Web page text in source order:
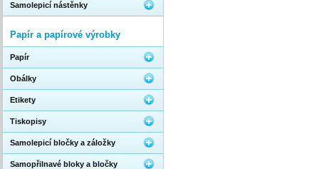
Samolepicí nástěnky
Papír a papírové výrobky
Papír
Obálky
Etikety
Tiskopisy
Samolepicí bločky a záložky
Samopřilnavé bloky a bločky